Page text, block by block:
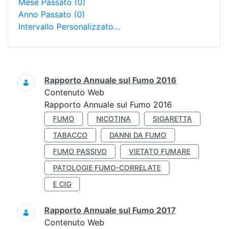
Mese Passato (0)
Anno Passato (0)
Intervallo Personalizzato…
Ricerca
Rapporto Annuale sul Fumo 2016
Contenuto Web
Rapporto Annuale sul Fumo 2016
FUMO NICOTINA
SIGARETTA
TABACCO
DANNI DA FUMO
FUMO PASSIVO
VIETATO FUMARE
PATOLOGIE FUMO-CORRELATE
E CIG
Rapporto Annuale sul Fumo 2017
Contenuto Web